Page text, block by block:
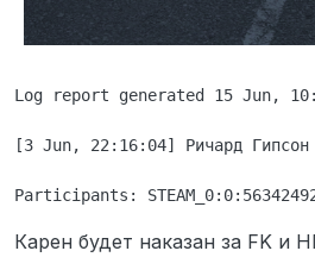
Log report generated 15 Jun,
[3 Jun, 22:16:04] Ричард
Карен будет наказан за FK и